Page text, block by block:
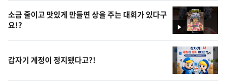
영
상
소금 줄이고 맛있게 만들면 상을 주는 대회가 있다구
요!?
갑자기 계정이 정지됐다고?!